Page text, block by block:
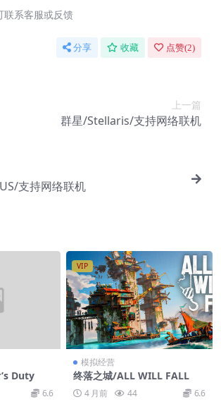
联系客服或反馈
分享 收藏 点赞(2)
上一篇
群星/Stellaris/支持网络联机
支持网络联机
Duty
6.6
VIP
模拟经营
终落之城/ALL WILL FALL
4 月前 44 6.6